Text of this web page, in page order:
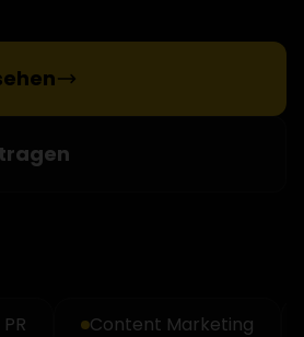
Content Marketing